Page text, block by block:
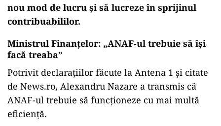
nou mod de lucru și să lucreze în sprijinul
contribuabililor.
Ministrul Finanțelor: „ANAF-ul trebuie să își
facă treaba”
Potrivit declarațiilor făcute la Antena 1 și citate
de News.ro, Alexandru Nazare a transmis că
ANAF-ul trebuie să funcționeze cu mai multă
eficiență.